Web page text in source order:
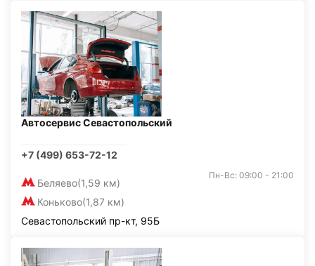
Автосервис Севастопольский
+7 (499) 653-72-12
Беляево(1,59 км)
Коньково(1,87 км)
Пн-Вс: 09:00 - 21:00
Севастопольский пр-кт, 95Б